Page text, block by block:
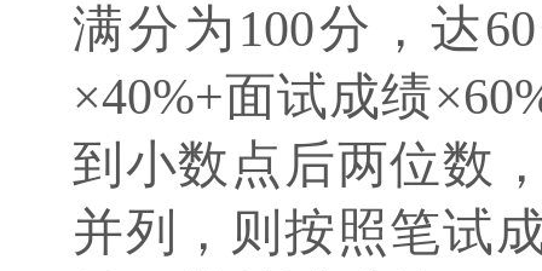
满分为 100分，达
×40%+面试成绩
到小数点后两位数
并列，则按照笔试